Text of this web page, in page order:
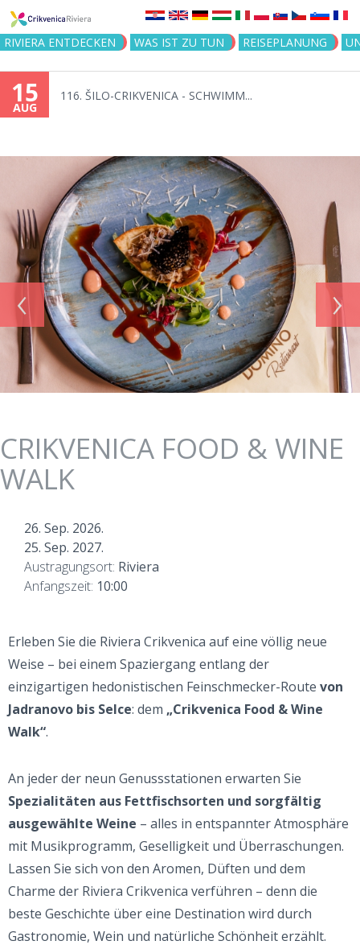
Jump to navigation
RIVIERA ENTDECKEN WAS IST ZU TUN REISEPLANUNG
15
AUG
116. ŠILO-CRIKVENICA - SCHWIMM...
‹ ›
CRIKVENICA FOOD & WINE
WALK
26. Sep. 2026.
25. Sep. 2027.
Austragungsort: Riviera
Anfangszeit: 10:00
Erleben Sie die Riviera Crikvenica auf eine völlig neue
Weise – bei einem Spaziergang entlang der
einzigartigen hedonistischen Feinschmecker-Route von
Jadranovo bis Selce: dem „Crikvenica Food & Wine
Walk“.
An jeder der neun Genussstationen erwarten Sie
Spezialitäten aus Fettfischsorten und sorgfältig
ausgewählte Weine – alles in entspannter Atmosphäre
mit Musikprogramm, Geselligkeit und Überraschungen.
Lassen Sie sich von den Aromen, Düften und dem
Charme der Riviera Crikvenica verführen – denn die
beste Geschichte über eine Destination wird durch
Gastronomie, Wein und natürliche Schönheit erzählt.